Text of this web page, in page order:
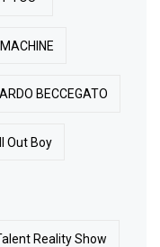
BECCEGATO
Out Boy
Reality Show